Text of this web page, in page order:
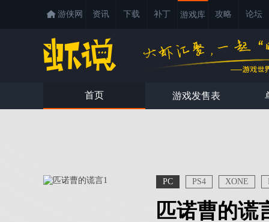
游侠网 资讯 下载 补丁 游戏库 攻略 论坛
首页 游戏发售表
PC PS4 XONE
匹诺曹的谎